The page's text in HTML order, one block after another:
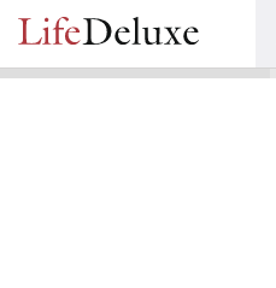
Правды ул., д.22
+7 (812) 3330243